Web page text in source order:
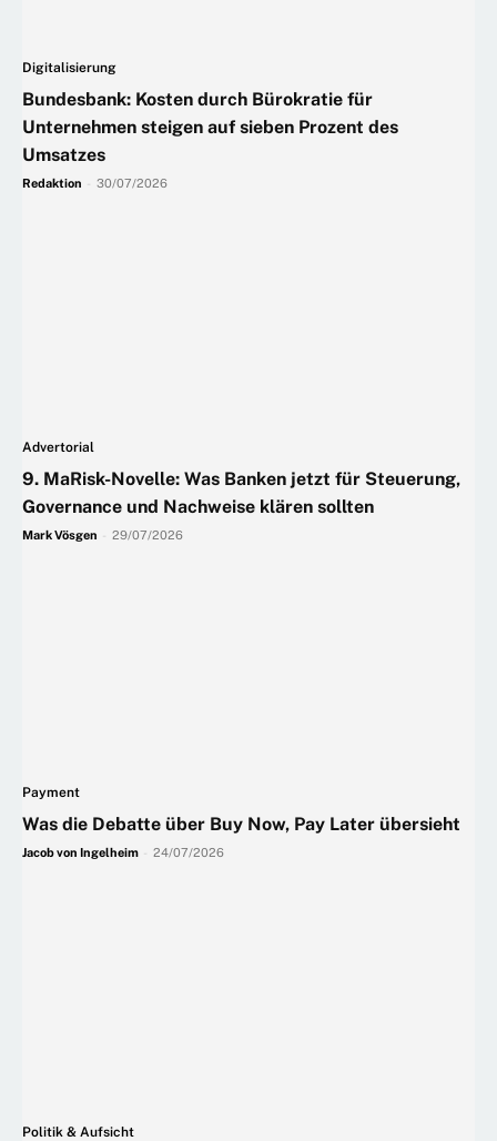
Digitalisierung
Bundesbank: Kosten durch Bürokratie für
Unternehmen steigen auf sieben Prozent des
Umsatzes
Redaktion 30/07/2026
Advertorial
9. MaRisk-Novelle: Was Banken jetzt für Steuerung,
Governance und Nachweise klären sollten
Mark Vösgen 29/07/2026
Payment
Was die Debatte über Buy Now, Pay Later übersieht
Jacob von Ingelheim 24/07/2026
Politik & Aufsicht